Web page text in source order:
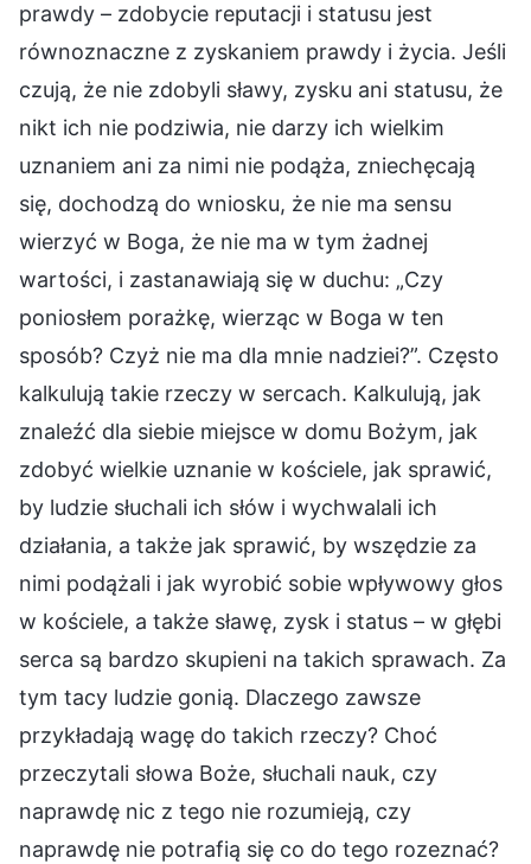
prawdy – zdobycie reputacji i statusu jest
równoznaczne z zyskaniem prawdy i życia. Jeśli
czują, że nie zdobyli sławy, zysku ani statusu, że
nikt ich nie podziwia, nie darzy ich wielkim
uznaniem ani za nimi nie podąża, zniechęcają
się, dochodzą do wniosku, że nie ma sensu
wierzyć w Boga, że nie ma w tym żadnej
wartości, i zastanawiają się w duchu: „Czy
poniosłem porażkę, wierząc w Boga w ten
sposób? Czyż nie ma dla mnie nadziei?”. Często
kalkulują takie rzeczy w sercach. Kalkulują, jak
znaleźć dla siebie miejsce w domu Bożym, jak
zdobyć wielkie uznanie w kościele, jak sprawić,
by ludzie słuchali ich słów i wychwalali ich
działania, a także jak sprawić, by wszędzie za
nimi podążali i jak wyrobić sobie wpływowy głos
w kościele, a także sławę, zysk i status – w głębi
serca są bardzo skupieni na takich sprawach. Za
tym tacy ludzie gonią. Dlaczego zawsze
przykładają wagę do takich rzeczy? Choć
przeczytali słowa Boże, słuchali nauk, czy
naprawdę nic z tego nie rozumieją, czy
naprawdę nie potrafią się co do tego rozeznać?